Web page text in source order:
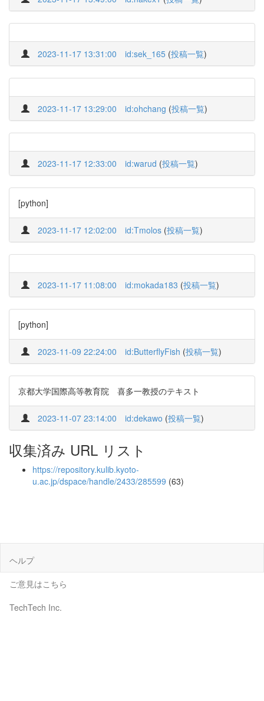
2023-11-17 13:31:00 id:sek_165 (投稿一覧)
2023-11-17 13:29:00 id:ohchang (投稿一覧)
2023-11-17 12:33:00 id:warud (投稿一覧)
[python]
2023-11-17 12:02:00 id:Tmolos (投稿一覧)
2023-11-17 11:08:00 id:mokada183 (投稿一覧)
[python]
2023-11-09 22:24:00 id:ButterflyFish (投稿一覧)
京都大学国際高等教育院 喜多一教授のテキスト
2023-11-07 23:14:00 id:dekawo (投稿一覧)
収集済み URL リスト
https://repository.kulib.kyoto-
u.ac.jp/dspace/handle/2433/285599 (63)
ヘルプ
ご意見はこちら
TechTech Inc.